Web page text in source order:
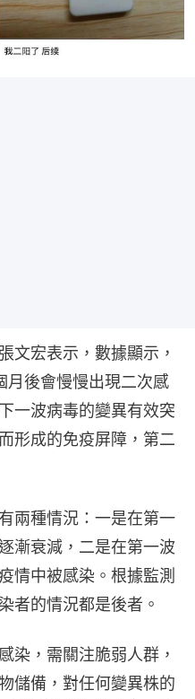
文宏表示，數據顯示，
月後會慢慢出現二次感
一波病毒的變異有效突
形成的免疫屏障，第二
兩種情況：一是在第一
漸衰減，二是在第一波
情中被感染。根據監測
者的情況都是後者。
染，需關注脆弱人群，
儲備，對任何變異株的